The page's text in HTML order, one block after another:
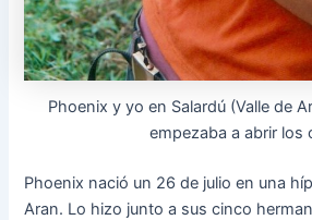
Phoenix y yo en Salardú (Valle de
empezaba a abrir los
Phoenix nació un 26 de julio en una
Aran. Lo hizo junto a sus cinco